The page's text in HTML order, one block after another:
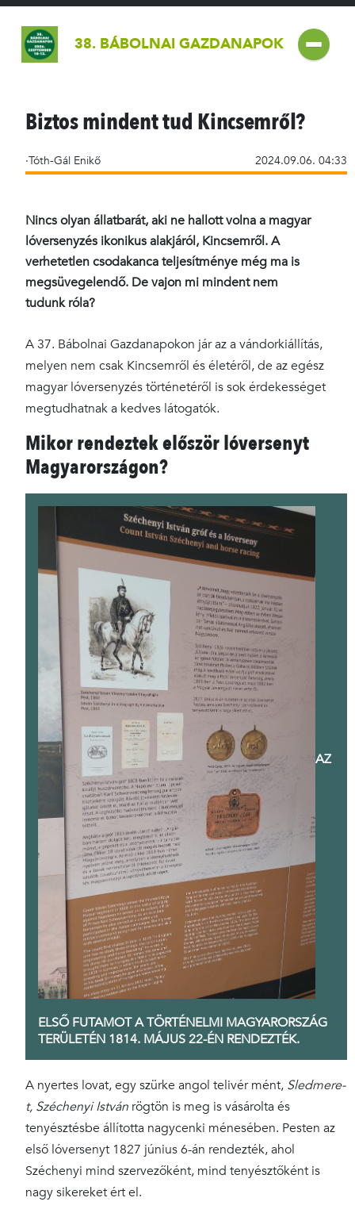
38. BÁBOLNAI GAZDANAPOK
Biztos mindent tud Kincsemről?
·Tóth-Gál Enikő 2024.09.06. 04:33
Nincs olyan állatbarát, aki ne hallott volna a magyar
lóversenyzés ikonikus alakjáról, Kincsemről. A
verhetetlen csodakanca teljesítménye még ma is
megsüvegelendő. De vajon mi mindent nem
tudunk róla?
A 37. Bábolnai Gazdanapokon jár az a vándorkiállítás,
melyen nem csak Kincsemről és életéről, de az egész
magyar lóversenyzés történetéről is sok érdekességet
megtudhatnak a kedves látogatók.
Mikor rendeztek először lóversenyt
Magyarországon?
AZ
ELSŐ FUTAMOT A TÖRTÉNELMI MAGYARORSZÁG
TERÜLETÉN 1814. MÁJUS 22-ÉN RENDEZTÉK.
A nyertes lovat, egy szürke angol telivér mént, Sledmere-
t, Széchenyi István rögtön is meg is vásárolta és
tenyésztésbe állította nagycenki ménesében. Pesten az
első lóversenyt 1827 június 6-án rendezték, ahol
Széchenyi mind szervezőként, mind tenyésztőként is
nagy sikereket ért el.